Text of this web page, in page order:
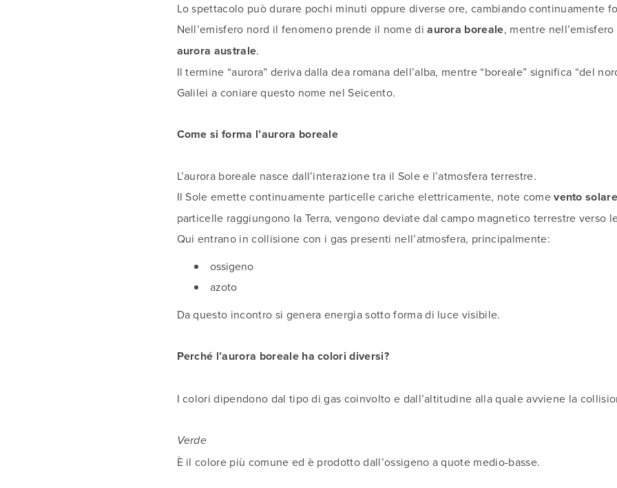
Lo spettacolo può durare pochi minuti oppure diverse ore, cambiando continuamente
Nell’emisfero nord il fenomeno prende il nome diaurora boreale, mentre
aurora australe.
Il termine “aurora” deriva dalla dea romana dell’alba, mentre “boreale” significa “del
Galilei a coniare questo nome nel Seicento.
Come si forma l’aurora boreale
L’aurora boreale nasce dall’interazione tra il Sole e l’atmosfera terrestre.
Il Sole emette continuamente particelle cariche elettricamente, note comevento
particelle raggiungono la Terra, vengono deviate dal campo magnetico terrestre verso
Qui entrano in collisione con i gas presenti nell’atmosfera, principalmente:
ossigeno
azoto
Da questo incontro si genera energia sotto forma di luce visibile.
Perché l’aurora boreale ha colori diversi?
I colori dipendono dal tipo di gas coinvolto e dall’altitudine alla quale avviene la
Verde
È il colore più comune ed è prodotto dall’ossigeno a quote medio-basse.